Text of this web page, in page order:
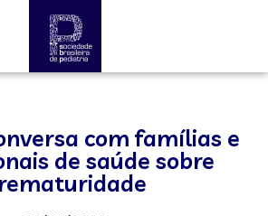
com famílias e
de saúde sobre